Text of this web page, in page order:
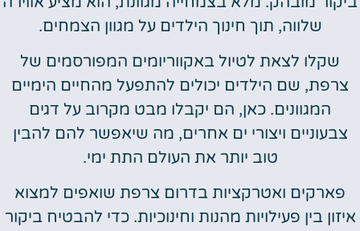
שלווה, תוך חינוך הילדים על מגוון הצמחים.
שקלו לצאת לטיול באקווריומים המפורסמים של
צרפת, שם הילדים יכולים להתפעל מהחיים הימיים
המגוונים. כאן, הם יקבלו מבט מקרוב על דגים
צבעוניים ויצורי ים אחרים, מה שיאפשר להם להבין
טוב יותר את העולם התת ימי.
פארקים ואטרקציות בדרום צרפת שואפים למצוא
בין פעילויות מהנות וחינוכיות. כדי להבטיח ביקור